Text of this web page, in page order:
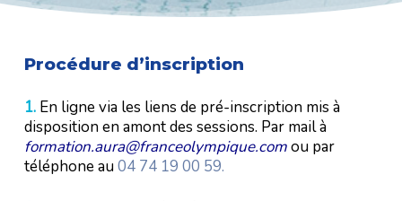
Procédure d’inscription
1. En ligne via les liens de pré-inscription mis à
disposition en amont des sessions. Par mail à
formation.aura@franceolympique.comou par
téléphone au04 74 19 00 59.